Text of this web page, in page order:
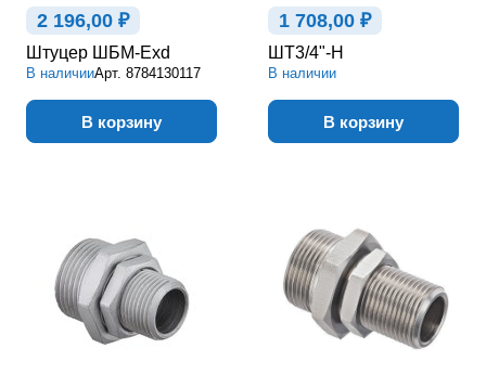
2 196,00 ₽
Штуцер ШБМ-Exd
В наличииАрт. 8784130117
В корзину
1 708,00 ₽
ШТ3/4"-Н
В наличии
В корзину